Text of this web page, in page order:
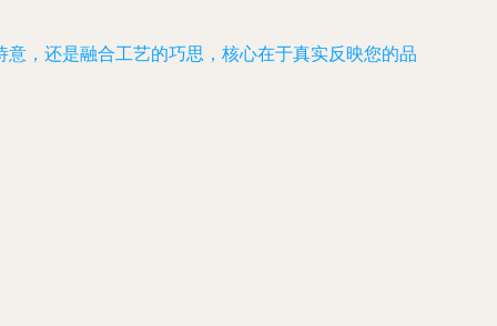
，还是融合工艺的巧思，核心在于真实反映您的品